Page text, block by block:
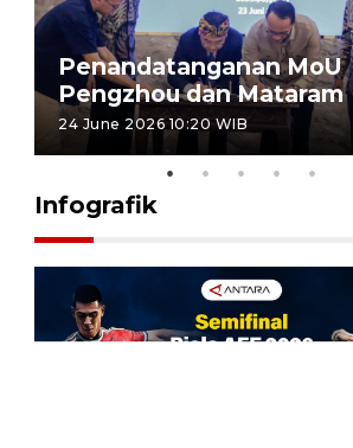
Penandatanganan MoU
Pengzhou dan Mataram
24 June 2026 10:20 WIB
Infografik